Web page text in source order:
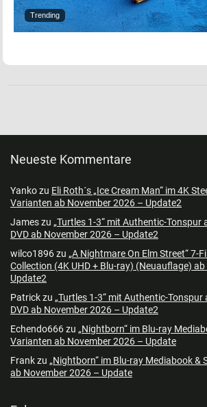
Trending
Neueste Kommentare
Yankozu Eli Roth´s „Ice Cream Man“ im 4K
Varianten ab November 2026 – Update2
Jameszu „Turtles 1-3“ mit Authentic-Tonspur
DVD ab November 2026 – Update2
wilco1896zu „A Nightmare On Elm Street“ 7-
Collection (4K UHD + Blu-ray) (Neuauflage)
Update2
Patrickzu „Turtles 1-3“ mit Authentic-Tonspur
DVD ab November 2026 – Update2
Echendo666zu „Nightborn“ im Blu-ray
Varianten ab November 2026 – Update
Frankzu „Nightborn“ im Blu-ray Mediabook &
ab November 2026 – Update